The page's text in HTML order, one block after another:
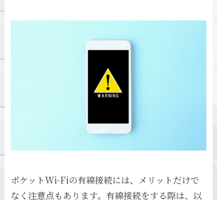
ポケットWi-Fiの有線接続には、メリットだけで
なく注意点もあります。有線接続をする際は、以